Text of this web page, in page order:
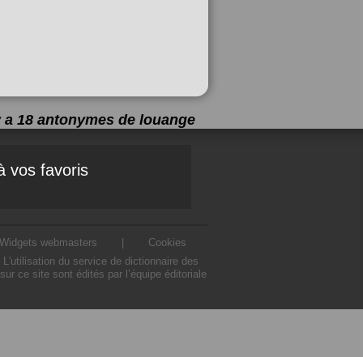
a 18 antonymes de louange
vos favoris
Widgets webmasters
Cookies
du service de dictionnaire des
ce site sont édités par l’équipe éditoriale